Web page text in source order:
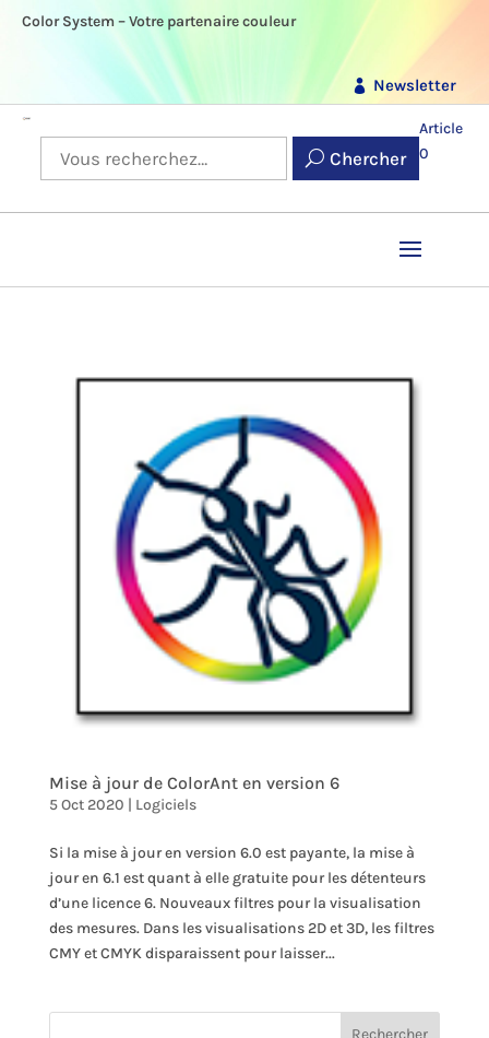
Color System – Votre partenaire couleur
Newsletter
Chercher
Article
0
Mise à jour de ColorAnt en version 6
5 Oct 2020 | Logiciels
Si la mise à jour en version 6.0 est payante, la mise à
jour en 6.1 est quant à elle gratuite pour les détenteurs
d’une licence 6. Nouveaux filtres pour la visualisation
des mesures. Dans les visualisations 2D et 3D, les filtres
CMY et CMYK disparaissent pour laisser...